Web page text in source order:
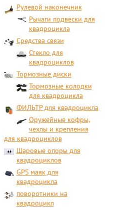
Рулевой наконечник
Рычаги подвески для
квадроцикла
Средства связи
Стекло для
квадроциклов
Тормозные диски
Тормозные колодки
для квадроцикла
ФИЛЬТР для квадроцикла
Оружейные кофры,
чехлы и крепления
для квадроциклов
Шаровые опоры для
квадроциклов
GPS маяк для
квадроцикла
поворотники на
квадроцикл